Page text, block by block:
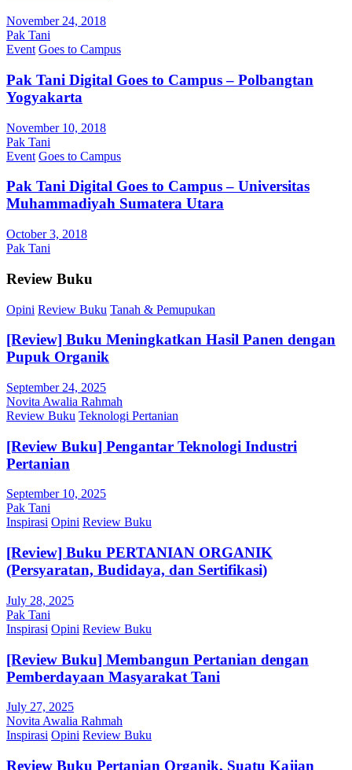
November 24, 2018
Pak Tani
Event Goes to Campus
Pak Tani Digital Goes to Campus – Polbangtan
Yogyakarta
November 10, 2018
Pak Tani
Event Goes to Campus
Pak Tani Digital Goes to Campus – Universitas
Muhammadiyah Sumatera Utara
October 3, 2018
Pak Tani
Review Buku
Opini Review Buku Tanah & Pemupukan
[Review] Buku Meningkatkan Hasil Panen dengan
Pupuk Organik
September 24, 2025
Novita Awalia Rahmah
Review Buku Teknologi Pertanian
[Review Buku] Pengantar Teknologi Industri
Pertanian
September 10, 2025
Pak Tani
Inspirasi Opini Review Buku
[Review] Buku PERTANIAN ORGANIK
(Persyaratan, Budidaya, dan Sertifikasi)
July 28, 2025
Pak Tani
Inspirasi Opini Review Buku
[Review Buku] Membangun Pertanian dengan
Pemberdayaan Masyarakat Tani
July 27, 2025
Novita Awalia Rahmah
Inspirasi Opini Review Buku
Review Buku Pertanian Organik, Suatu Kajian